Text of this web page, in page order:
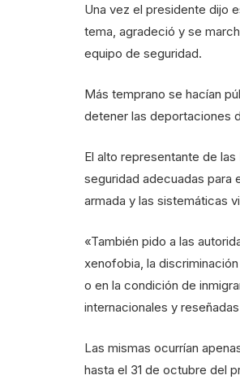
Una vez el presidente dijo
tema, agradeció y se
equipo de seguridad.
Más temprano se hacían
detener las deportaciones
El alto representante de
seguridad adecuadas para
armada y las sistemáticas
«También pido a las
xenofobia, la
o en la condición de
internacionales y
Las mismas ocurrían
hasta el 31 de octubre del